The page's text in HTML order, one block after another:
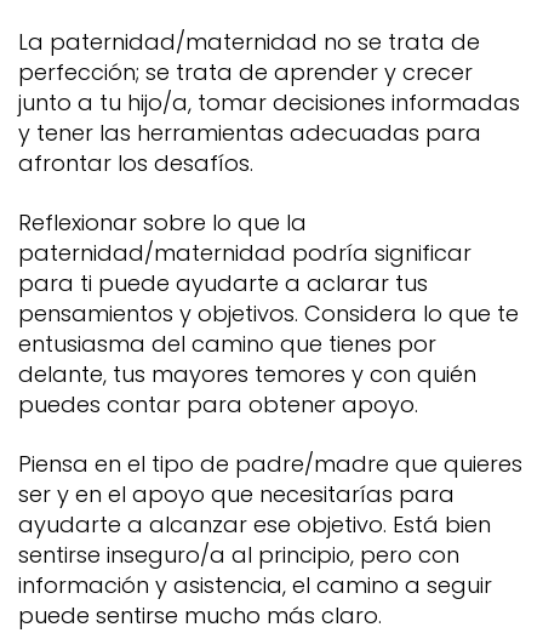
La paternidad/maternidad no se trata de
perfección; se trata de aprender y crecer
junto a tu hijo/a, tomar decisiones informadas
y tener las herramientas adecuadas para
afrontar los desafíos.
Reflexionar sobre lo que la
paternidad/maternidad podría significar
para ti puede ayudarte a aclarar tus
pensamientos y objetivos. Considera lo que te
entusiasma del camino que tienes por
delante, tus mayores temores y con quién
puedes contar para obtener apoyo.
Piensa en el tipo de padre/madre que quieres
ser y en el apoyo que necesitarías para
ayudarte a alcanzar ese objetivo. Está bien
sentirse inseguro/a al principio, pero con
información y asistencia, el camino a seguir
puede sentirse mucho más claro.